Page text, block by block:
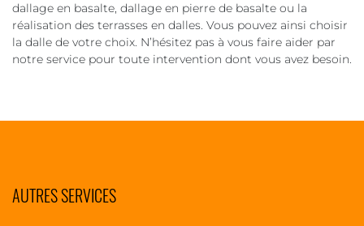
dallage en basalte, dallage en pierre de basalte ou la
réalisation des terrasses en dalles. Vous pouvez ainsi choisir
la dalle de votre choix. N’hésitez pas à vous faire aider par
notre service pour toute intervention dont vous avez besoin.
AUTRES SERVICES